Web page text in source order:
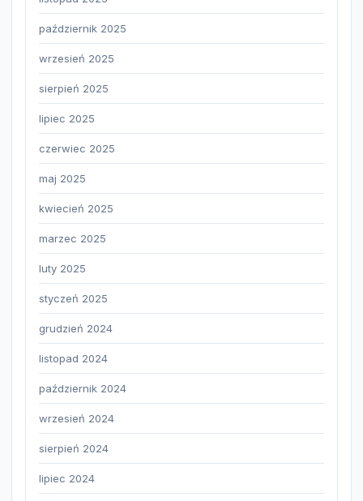
październik 2025
wrzesień 2025
sierpień 2025
lipiec 2025
czerwiec 2025
maj 2025
kwiecień 2025
marzec 2025
luty 2025
styczeń 2025
grudzień 2024
listopad 2024
październik 2024
wrzesień 2024
sierpień 2024
lipiec 2024